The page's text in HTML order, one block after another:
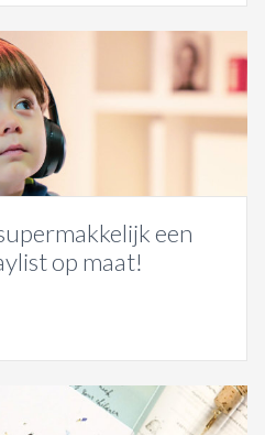
een
op maat!